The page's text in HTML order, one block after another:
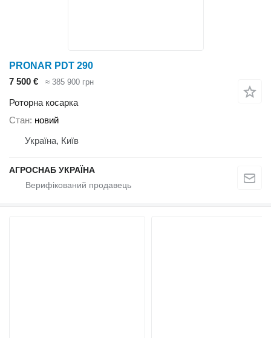
PRONAR PDT 290
7 500 €
≈ 385 900 грн
Роторна косарка
Стан новий
Україна, Київ
АГРОСНАБ УКРАЇНА